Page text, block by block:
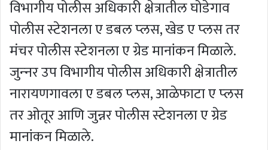
विभागीय पोलीस अधिकारी क्षेत्रातील घोडेगाव
पोलीस स्‍टेशनला ए डबल प्‍लस, खेड ए प्‍लस तर
मंचर पोलीस स्‍टेशनला ए ग्रेड मानांकन मिळाले.
जुन्‍नर उप विभागीय पोलीस अधिकारी क्षेत्रातील
नारायणगावला ए डबल प्‍लस, आळेफाटा ए प्‍लस
तर ओतूर आणि जुन्नर पोलीस स्‍टेशनला ए ग्रेड
मानांकन मिळाले.